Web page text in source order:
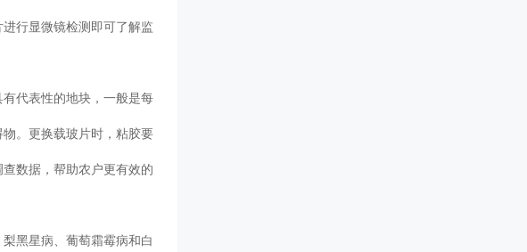
行显微镜检测即可了解监
代表性的地块，一般是每
。更换载玻片时，粘胶要
数据，帮助农户更有效的
黑星病、葡萄霜霉病和白